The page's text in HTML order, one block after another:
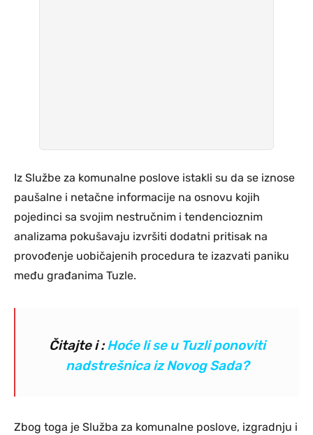
Iz Službe za komunalne poslove istakli su da se iznose
paušalne i netačne informacije na osnovu kojih
pojedinci sa svojim nestručnim i tendencioznim
analizama pokušavaju izvršiti dodatni pritisak na
provođenje uobičajenih procedura te izazvati paniku
među građanima Tuzle.
Čitajte i :Hoće li se u Tuzli ponoviti
nadstrešnica iz Novog Sada?
Zbog toga je Služba za komunalne poslove, izgradnju i